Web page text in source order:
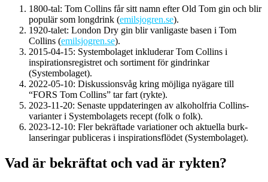
1800-tal: Tom Collins får sitt namn efter Old Tom gin och blir
populär som longdrink (emilsjogren.se).
1920-talet: London Dry gin blir vanligaste basen i Tom
Collins (emilsjogren.se).
2015-04-15: Systembolaget inkluderar Tom Collins i
inspirationsregistret och sortiment för gindrinkar
(Systembolaget).
2022-05-10: Diskussionsvåg kring möjliga nyägare till
“FORS Tom Collins” tar fart (rykte).
2023-11-20: Senaste uppdateringen av alkoholfria Collins-
varianter i Systembolagets recept (folk o folk).
2023-12-10: Fler bekräftade variationer och aktuella burk-
lanseringar publiceras i inspirationsflödet (Systembolaget).
Vad är bekräftat och vad är rykten?